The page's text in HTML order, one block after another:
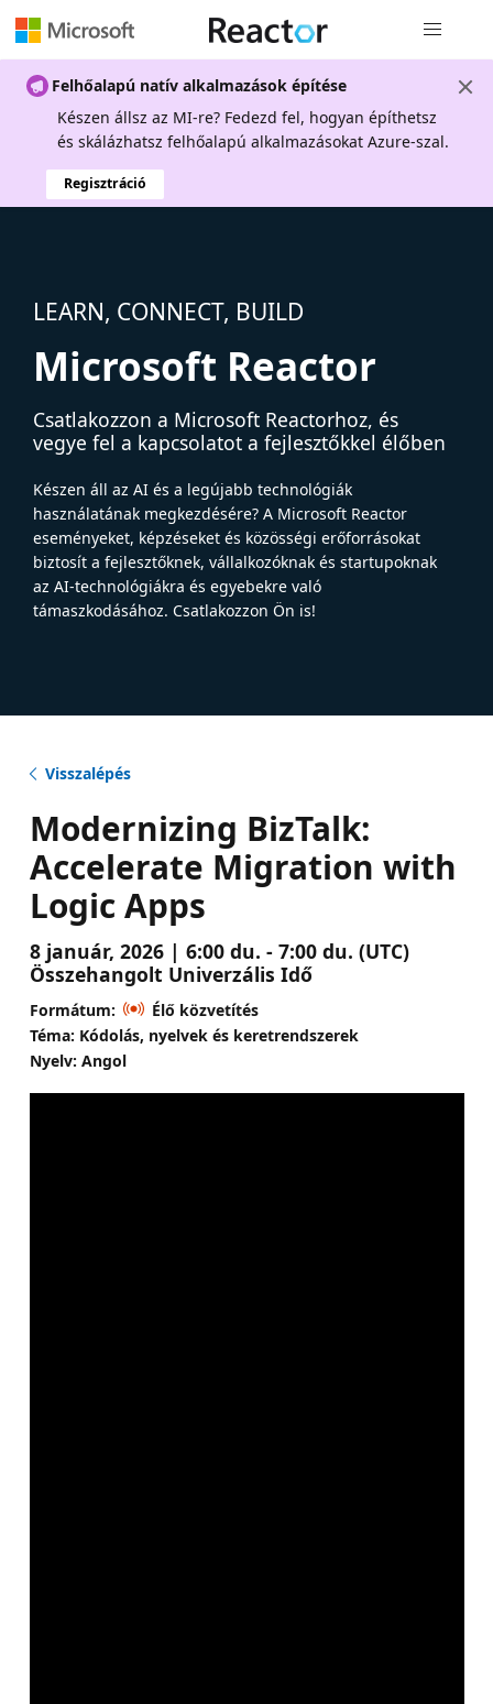
Felhőalapú natív alkalmazások építése
Készen állsz az MI-re? Fedezd fel, hogyan építhetsz
és skálázhatsz felhőalapú alkalmazásokat Azure-szal.
Regisztráció
LEARN, CONNECT, BUILD
Microsoft Reactor
Csatlakozzon a Microsoft Reactorhoz, és
vegye fel a kapcsolatot a fejlesztőkkel élőben
Készen áll az AI és a legújabb technológiák
használatának megkezdésére? A Microsoft Reactor
eseményeket, képzéseket és közösségi erőforrásokat
biztosít a fejlesztőknek, vállalkozóknak és startupoknak
az AI-technológiákra és egyebekre való
támaszkodásához. Csatlakozzon Ön is!
Visszalépés
Modernizing BizTalk:
Accelerate Migration with
Logic Apps
8 január, 2026 | 6:00 du. - 7:00 du. (UTC)
Összehangolt Univerzális Idő
Formátum:
Élő közvetítés
Téma: Kódolás, nyelvek és keretrendszerek
Nyelv: Angol